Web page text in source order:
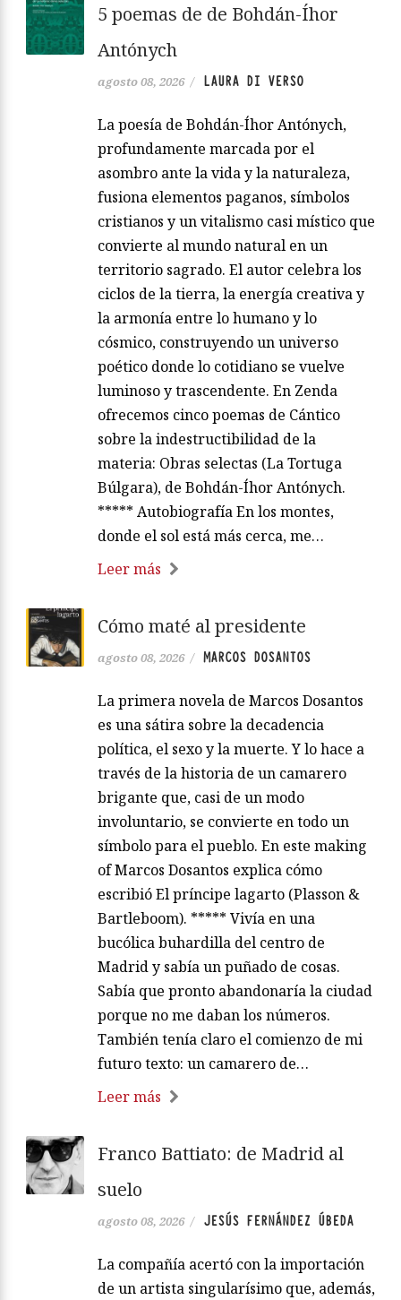
5 poemas de de Bohdán-Íhor
Antónych
agosto 08, 2026 / LAURA DI VERSO
La poesía de Bohdán-Íhor Antónych,
profundamente marcada por el
asombro ante la vida y la naturaleza,
fusiona elementos paganos, símbolos
cristianos y un vitalismo casi místico que
convierte al mundo natural en un
territorio sagrado. El autor celebra los
ciclos de la tierra, la energía creativa y
la armonía entre lo humano y lo
cósmico, construyendo un universo
poético donde lo cotidiano se vuelve
luminoso y trascendente. En Zenda
ofrecemos cinco poemas de Cántico
sobre la indestructibilidad de la
materia: Obras selectas (La Tortuga
Búlgara), de Bohdán-Íhor Antónych.
***** Autobiografía En los montes,
donde el sol está más cerca, me…
Leer más
Cómo maté al presidente
agosto 08, 2026 / MARCOS DOSANTOS
La primera novela de Marcos Dosantos
es una sátira sobre la decadencia
política, el sexo y la muerte. Y lo hace a
través de la historia de un camarero
brigante que, casi de un modo
involuntario, se convierte en todo un
símbolo para el pueblo. En este making
of Marcos Dosantos explica cómo
escribió El príncipe lagarto (Plasson &
Bartleboom). ***** Vivía en una
bucólica buhardilla del centro de
Madrid y sabía un puñado de cosas.
Sabía que pronto abandonaría la ciudad
porque no me daban los números.
También tenía claro el comienzo de mi
futuro texto: un camarero de…
Leer más
Franco Battiato: de Madrid al
suelo
agosto 08, 2026 / JESÚS FERNÁNDEZ ÚBEDA
La compañía acertó con la importación
de un artista singularísimo que, además,